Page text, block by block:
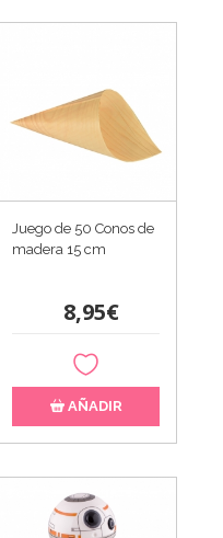
Juego de 50 Conos de
madera 15 cm
8,95€
AÑADIR